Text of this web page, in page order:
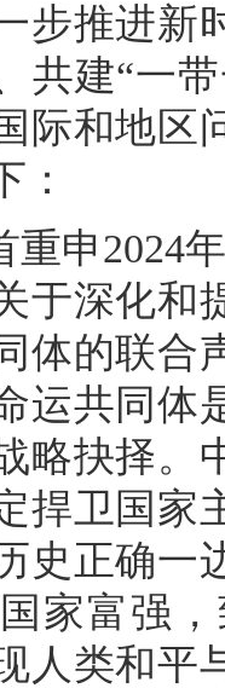
步推进新
共建“一
际和地区
：
重申2024
于深化和
体的联合
运共同体
略抉择。
捍卫国家
史正确一
家富强
人类和平